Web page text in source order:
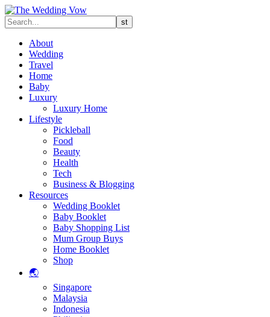
About
Wedding
Travel
Home
Baby
Luxury
Luxury Home
Lifestyle
Pickleball
Food
Beauty
Health
Tech
Business & Blogging
Resources
Wedding Booklet
Baby Booklet
Baby Shopping List
Mum Group Buys
Home Booklet
Shop
🌏
Singapore
Malaysia
Indonesia